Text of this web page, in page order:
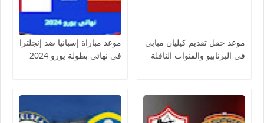
موعد حفل تقديم كيليان مبابي
في البرنابيو والقنوات الناقلة
موعد مباراة إسبانيا ضد إنجلترا
فى نهائي بطولة يورو 2024